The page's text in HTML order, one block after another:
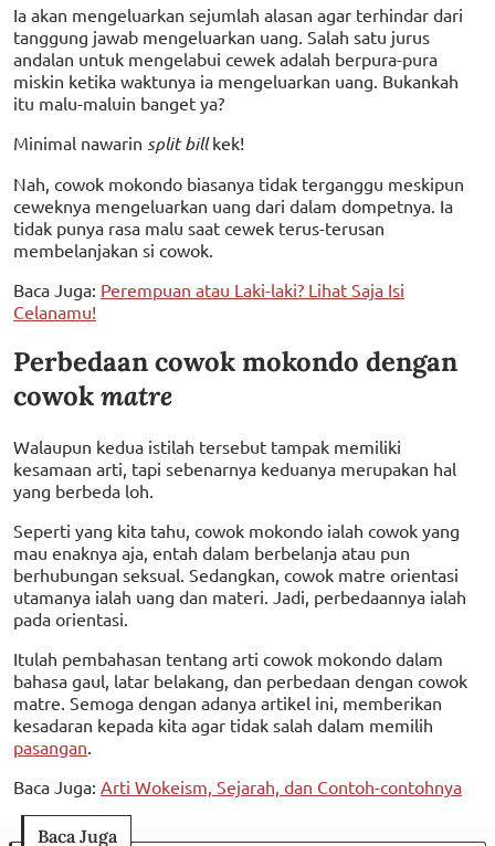
Ia akan mengeluarkan sejumlah alasan agar terhindar dari
tanggung jawab mengeluarkan uang. Salah satu jurus
andalan untuk mengelabui cewek adalah berpura-pura
miskin ketika waktunya ia mengeluarkan uang. Bukankah
itu malu-maluin banget ya?
Minimal nawarin split billkek!
Nah, cowok mokondo biasanya tidak terganggu meskipun
ceweknya mengeluarkan uang dari dalam dompetnya. Ia
tidak punya rasa malu saat cewek terus-terusan
membelanjakan si cowok.
Baca Juga: Perempuan atau Laki-laki? Lihat Saja Isi
Celanamu!
Perbedaan cowok mokondo dengan
cowokmatre
Walaupun kedua istilah tersebut tampak memiliki
kesamaan arti, tapi sebenarnya keduanya merupakan hal
yang berbeda loh.
Seperti yang kita tahu, cowok mokondo ialah cowok yang
mau enaknya aja, entah dalam berbelanja atau pun
berhubungan seksual. Sedangkan, cowok matre orientasi
utamanya ialah uang dan materi. Jadi, perbedaannya ialah
pada orientasi.
Itulah pembahasan tentang arti cowok mokondo dalam
bahasa gaul, latar belakang, dan perbedaan dengan cowok
matre. Semoga dengan adanya artikel ini, memberikan
kesadaran kepada kita agar tidak salah dalam memilih
pasangan
Baca Juga: Arti Wokeism, Sejarah, dan Contoh-contohnya
Baca Juga